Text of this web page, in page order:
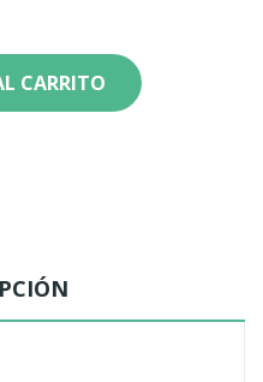
CARRITO